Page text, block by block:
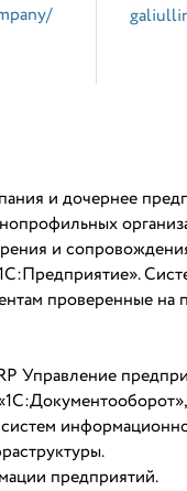
и дочернее
и
проверенные на
предприятий.